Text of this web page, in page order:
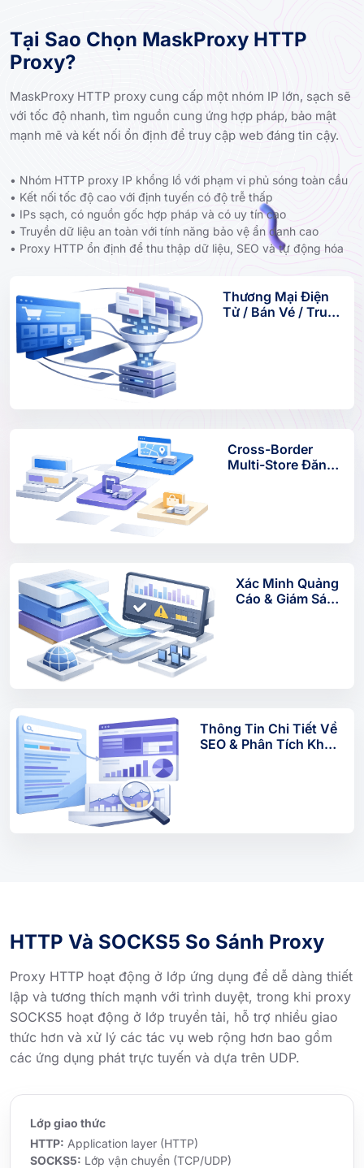
Tại Sao Chọn MaskProxy HTTP
Proxy?
MaskProxy HTTP proxy cung cấp một nhóm IP lớn, sạch sẽ
với tốc độ nhanh, tìm nguồn cung ứng hợp pháp, bảo mật
mạnh mẽ và kết nối ổn định để truy cập web đáng tin cậy.
• Nhóm HTTP proxy IP khổng lồ với phạm vi phủ sóng toàn cầu
• Kết nối tốc độ cao với định tuyến có độ trễ thấp
• IPs sạch, có nguồn gốc hợp pháp và có uy tín cao
• Truyền dữ liệu an toàn với tính năng bảo vệ ẩn danh cao
• Proxy HTTP ổn định để thu thập dữ liệu, SEO và tự động hóa
Thương Mại Điện
Tử / Bán Vé / Truy
Cross-Border
Multi-Store Đăng
Xác Minh Quảng
Cáo & Giám Sát
Thông Tin Chi Tiết Về
SEO & Phân Tích Khả
HTTP Và SOCKS5 So Sánh Proxy
Proxy HTTP hoạt động ở lớp ứng dụng để dễ dàng thiết
lập và tương thích mạnh với trình duyệt, trong khi proxy
SOCKS5 hoạt động ở lớp truyền tải, hỗ trợ nhiều giao
thức hơn và xử lý các tác vụ web rộng hơn bao gồm
các ứng dụng phát trực tuyến và dựa trên UDP.
Lớp giao thức
HTTP: Application layer (HTTP)
SOCKS5: Lớp vận chuyển (TCP/UDP)